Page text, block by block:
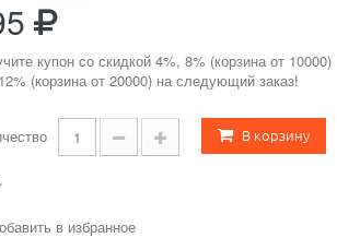
купон со скидкой 4%, 8% (корзина от 10000)
(корзина от 20000) на следующий заказ!
В корзину
в избранное